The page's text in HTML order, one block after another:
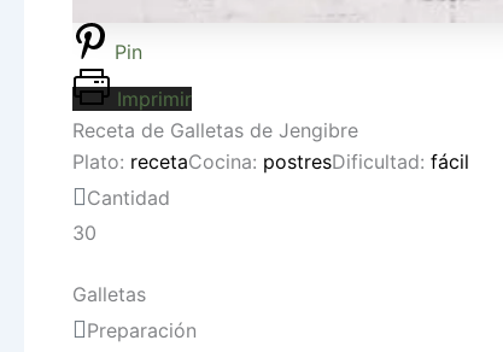
Pin
Imprimir
Receta de Galletas de Jengibre
Plato: recetaCocina: postresDificultad: fácil
Cantidad
30
Galletas
Preparación